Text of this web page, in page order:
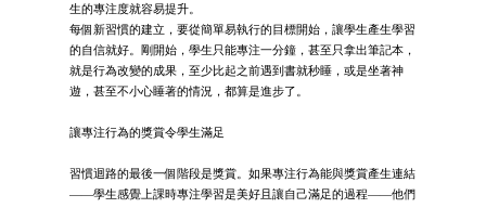
生的專注度就容易提升。
每個新習慣的建立，要從簡單易執行的目標開始，讓學生產生學習
的自信就好。剛開始，學生只能專注一分鐘，甚至只拿出筆記本，
就是行為改變的成果，至少比起之前遇到書就秒睡，或是坐著神
遊，甚至不小心睡著的情況，都算是進步了。
讓專注行為的獎賞令學生滿足
習慣迴路的最後一個階段是獎賞。如果專注行為能與獎賞產生連結
——學生感覺上課時專注學習是美好且讓自己滿足的過程——他們